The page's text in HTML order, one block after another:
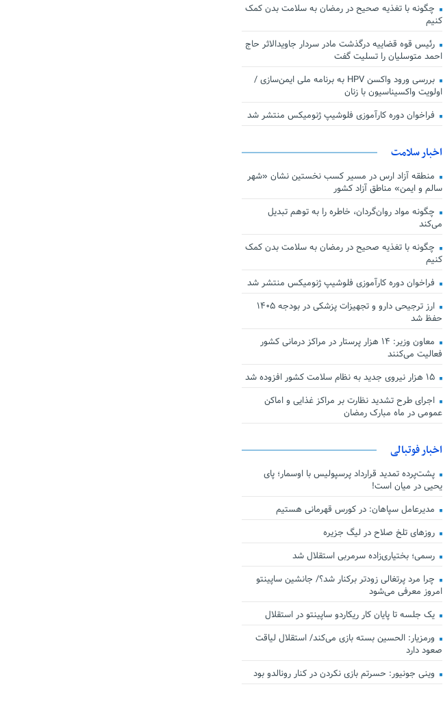
چگونه با تغذیه صحیح در رمضان به سلامت بدن کمک
کنیم
رئیس قوه قضاییه درگذشت مادر سردار جاویدالاثر حاج
احمد متوسلیان را تسلیت گفت
بررسی ورود واکسن HPV به برنامه ملی ایمن‌سازی /
اولویت واکسیناسیون با زنان
فراخوان دوره کارآموزی فلوشیپ ژنومیکس منتشر شد
اخبار سلامت
منطقه آزاد ارس در مسیر کسب نخستین نشان «شهر
سالم و ایمن» مناطق آزاد کشور
چگونه مواد روان‌گردان، خاطره را به توهم تبدیل
می‌کند
چگونه با تغذیه صحیح در رمضان به سلامت بدن کمک
کنیم
فراخوان دوره کارآموزی فلوشیپ ژنومیکس منتشر شد
ارز ترجیحی دارو و تجهیزات پزشکی در بودجه ۱۴۰۵
حفظ شد
معاون وزیر: ۱۴ هزار پرستار در مراکز درمانی کشور
فعالیت می‌کنند
۱۵ هزار نیروی جدید به نظام سلامت کشور افزوده شد
اجرای طرح تشدید نظارت بر مراکز غذایی و اماکن
عمومی در ماه مبارک رمضان
اخبار فوتبالی
پشت‌پرده تمدید قرارداد پرسپولیس با اوسمار؛ پای
یحیی در میان است!
مدیرعامل سپاهان: در کورس قهرمانی هستیم
روزهای تلخ صلاح در لیگ جزیره
رسمی؛ بختیاری‌زاده سرمربی استقلال شد
چرا مرد پرتغالی زودتر برکنار شد؟/ جانشین ساپینتو
امروز معرفی می‌شود
یک جلسه تا پایان کار ریکاردو ساپینتو در استقلال
ورمزیار: الحسین بسته بازی می‌کند/ استقلال لیاقت
صعود دارد
وینی جونیور: حسرتم بازی نکردن در کنار رونالدو بود